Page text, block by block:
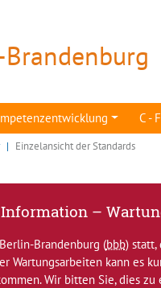
C -
Einzelansicht der Standards
–
Brandenburg (bbb) statt,
Wartungsarbeiten kann es
Wir bitten Sie, dies